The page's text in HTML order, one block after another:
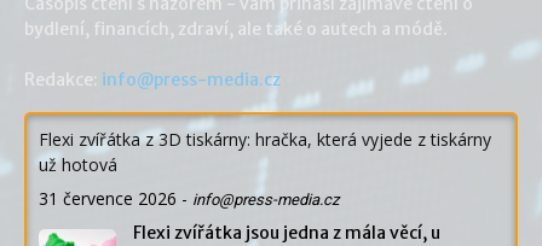
bydlení, financích, zdraví, ale také o autech a módě.
Redakce: info@press-media.cz
Flexi zvířátka z 3D tiskárny: hračka, která vyjede z tiskárny
už hotová
31 července 2026 - info@press-media.cz
Flexi zvířátka jsou jedna z mála věcí, u